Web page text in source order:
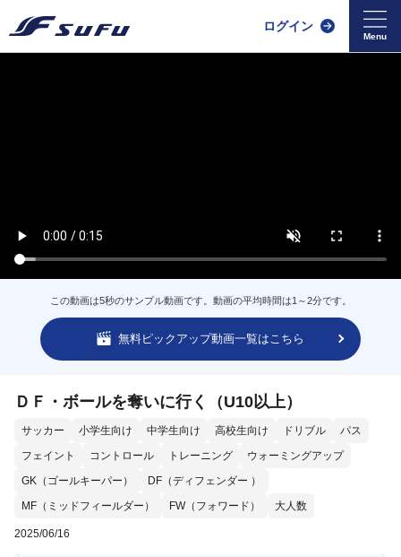
ログイン
この動画は5秒のサンプル動画です。動画の平均時間は1～2分です。
無料ピックアップ動画一覧はこちら
ＤＦ・ボールを奪いに行く（U10以上）
サッカー 小学生向け 中学生向け 高校生向け ドリブル
パス
フェイント
コントロール トレーニング
ウォーミングアップ
GK（ゴールキーパー）
DF（ディフェンダー ）
MF（ミッドフィールダー）
FW（フォワード） 大人数
2025/06/16